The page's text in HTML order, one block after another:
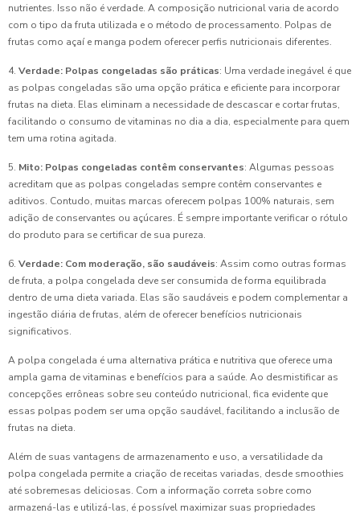
nutrientes. Isso não é verdade. A composição nutricional varia de acordo
com o tipo da fruta utilizada e o método de processamento. Polpas de
frutas como açaí e manga podem oferecer perfis nutricionais diferentes.
4. Verdade: Polpas congeladas são práticas: Uma verdade inegável é que
as polpas congeladas são uma opção prática e eficiente para incorporar
frutas na dieta. Elas eliminam a necessidade de descascar e cortar frutas,
facilitando o consumo de vitaminas no dia a dia, especialmente para quem
tem uma rotina agitada.
5. Mito: Polpas congeladas contêm conservantes: Algumas pessoas
acreditam que as polpas congeladas sempre contêm conservantes e
aditivos. Contudo, muitas marcas oferecem polpas 100% naturais, sem
adição de conservantes ou açúcares. É sempre importante verificar o rótulo
do produto para se certificar de sua pureza.
6. Verdade: Com moderação, são saudáveis: Assim como outras formas
de fruta, a polpa congelada deve ser consumida de forma equilibrada
dentro de uma dieta variada. Elas são saudáveis e podem complementar a
ingestão diária de frutas, além de oferecer benefícios nutricionais
significativos.
A polpa congelada é uma alternativa prática e nutritiva que oferece uma
ampla gama de vitaminas e benefícios para a saúde. Ao desmistificar as
concepções errôneas sobre seu conteúdo nutricional, fica evidente que
essas polpas podem ser uma opção saudável, facilitando a inclusão de
frutas na dieta.
Além de suas vantagens de armazenamento e uso, a versatilidade da
polpa congelada permite a criação de receitas variadas, desde smoothies
até sobremesas deliciosas. Com a informação correta sobre como
armazená-las e utilizá-las, é possível maximizar suas propriedades